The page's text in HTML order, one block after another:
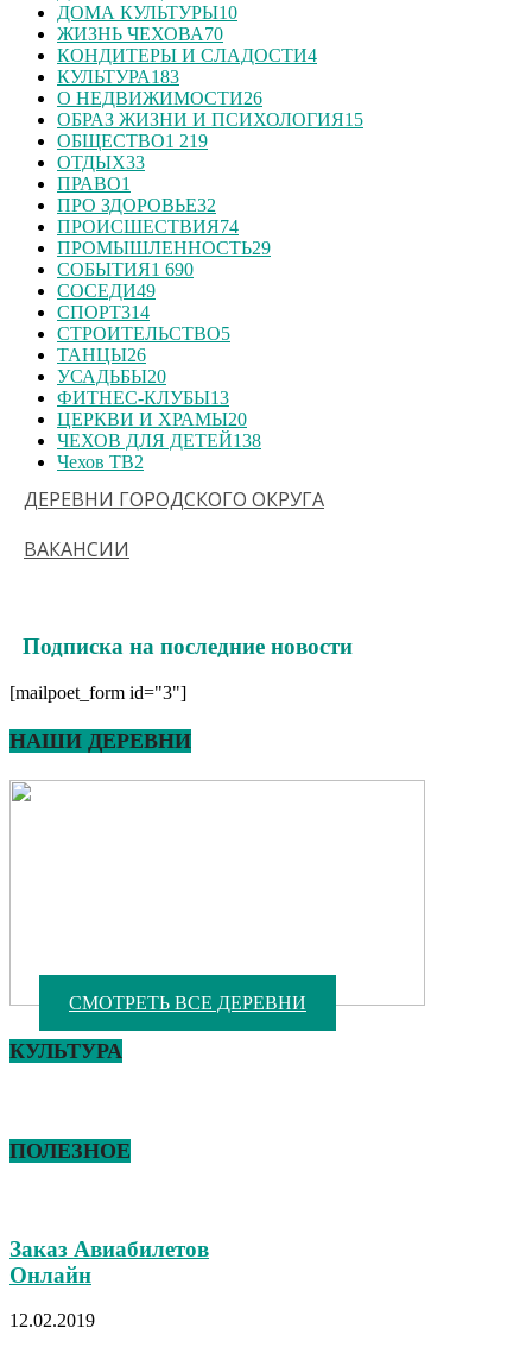
ДОМА КУЛЬТУРЫ10
ЖИЗНЬ ЧЕХОВА70
КОНДИТЕРЫ И СЛАДОСТИ4
КУЛЬТУРА183
О НЕДВИЖИМОСТИ26
ОБРАЗ ЖИЗНИ И ПСИХОЛОГИЯ15
ОБЩЕСТВО1 219
ОТДЫХ33
ПРАВО1
ПРО ЗДОРОВЬЕ32
ПРОИСШЕСТВИЯ74
ПРОМЫШЛЕННОСТЬ29
СОБЫТИЯ1 690
СОСЕДИ49
СПОРТ314
СТРОИТЕЛЬСТВО5
ТАНЦЫ26
УСАДЬБЫ20
ФИТНЕС-КЛУБЫ13
ЦЕРКВИ И ХРАМЫ20
ЧЕХОВ ДЛЯ ДЕТЕЙ138
Чехов ТВ2
ДЕРЕВНИ ГОРОДСКОГО ОКРУГА
ВАКАНСИИ
Подписка на последние новости
[mailpoet_form id="3"]
НАШИ ДЕРЕВНИ
СМОТРЕТЬ ВСЕ ДЕРЕВНИ
КУЛЬТУРА
ПОЛЕЗНОЕ
Заказ Авиабилетов
Онлайн
12.02.2019